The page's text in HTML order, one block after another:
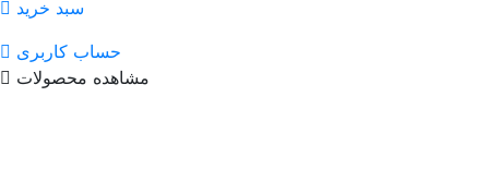
سبد خرید
حساب کاربری
مشاهده محصولات